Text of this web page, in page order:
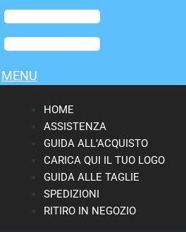
MENU
HOME
ASSISTENZA
GUIDA ALL’ACQUISTO
CARICA QUI IL TUO LOGO
GUIDA ALLE TAGLIE
SPEDIZIONI
RITIRO IN NEGOZIO